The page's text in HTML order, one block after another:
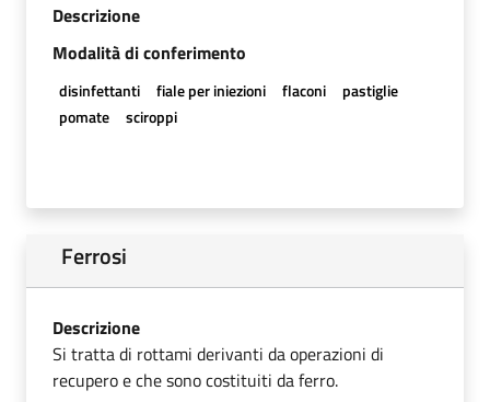
Descrizione
Modalità di conferimento
disinfettanti fiale per iniezioni flaconi
pastiglie
pomate
sciroppi
Ferrosi
Descrizione
Si tratta di rottami derivanti da operazioni di
recupero e che sono costituiti da ferro.